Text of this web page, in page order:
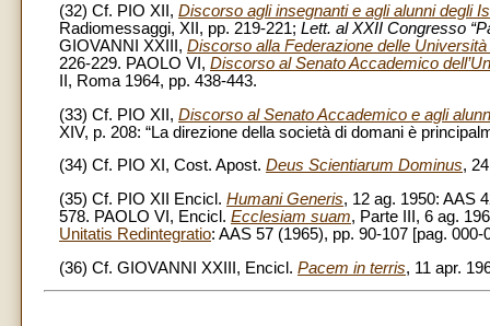
(32) Cf. PIO XII, Discorso agli insegnanti e agli alunni degli
Radiomessaggi, XII, pp. 219-221; Lett. al XXII Congresso
GIOVANNI XXIII, Discorso alla Federazione delle
226-229. PAOLO VI, Discorso al Senato Accademico
II, Roma 1964, pp. 438-443.
(33) Cf. PIO XII, Discorso al Senato Accademico e agli
XIV, p. 208: “La direzione della società di domani è
(34) Cf. PIO XI, Cost. Apost. Deus Scientiarum Dominus,
(35) Cf. PIO XII Encicl. Humani Generis, 12 ag. 1950: AAS
578. PAOLO VI, Encicl. Ecclesiam suam, Parte III, 6 ag.
Unitatis Redintegratio: AAS 57 (1965), pp. 90-107 [pag. 000-
(36) Cf. GIOVANNI XXIII, Encicl. Pacem in terris, 11 apr.